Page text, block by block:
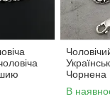
55 см
Чорнена
срібло 925
В